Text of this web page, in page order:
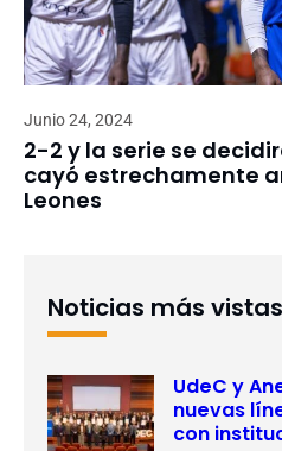
Junio 24, 2024
2-2 y la serie se
cayó estrechamente
Leones
Noticias más vistas
UdeC y
nuevas
con